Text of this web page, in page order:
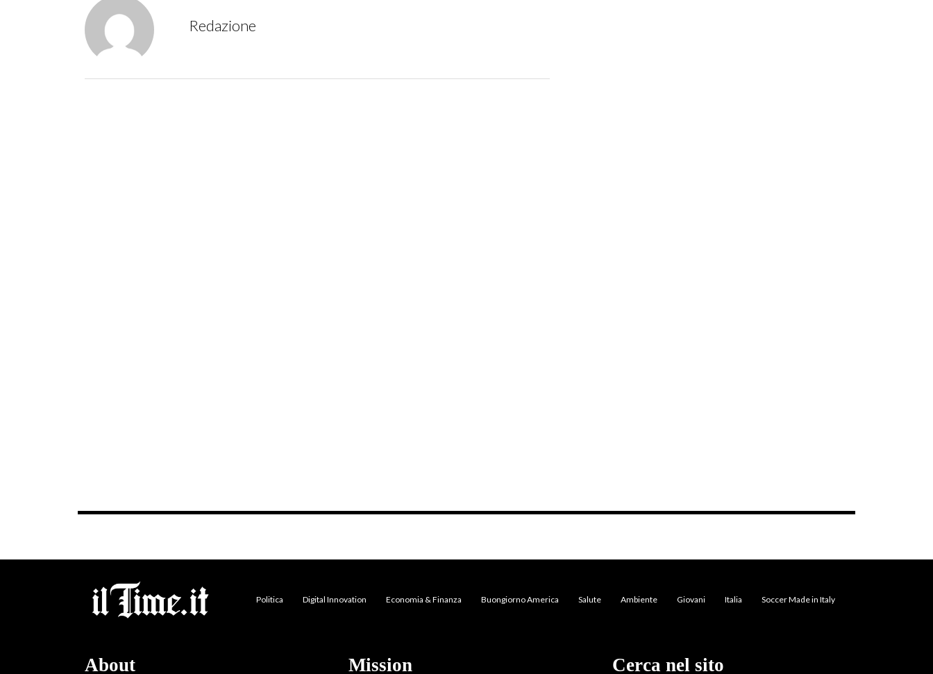
Redazione
Politica Digital Innovation Economia & Finanza Buongiorno America Salute Ambiente Giovani Italia Soccer Made in Italy
About Mission Cerca nel sito